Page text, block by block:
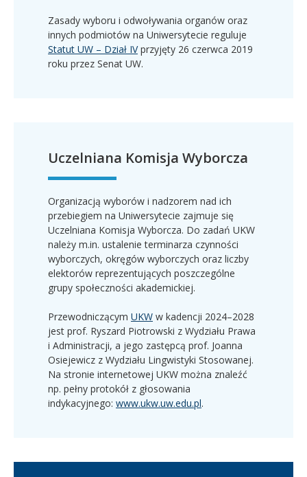
Zasady wyboru i odwoływania organów oraz
innych podmiotów na Uniwersytecie reguluje
Statut UW – Dział IVprzyjęty 26 czerwca 2019
roku przez Senat UW.
Uczelniana Komisja Wyborcza
Organizacją wyborów i nadzorem nad ich
przebiegiem na Uniwersytecie zajmuje się
Uczelniana Komisja Wyborcza. Do zadań UKW
należy m.in. ustalenie terminarza czynności
wyborczych, okręgów wyborczych oraz liczby
elektorów reprezentujących poszczególne
grupy społeczności akademickiej.
Przewodniczącym UKW w kadencji 2024–2028
jest prof. Ryszard Piotrowski z Wydziału Prawa
i Administracji, a jego zastępcą prof. Joanna
Osiejewicz z Wydziału Lingwistyki Stosowanej.
Na stronie internetowej UKW można znaleźć
np. pełny protokół z głosowania
indykacyjnego: www.ukw.uw.edu.pl.